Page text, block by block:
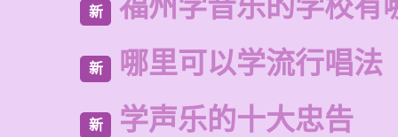
新 福州学音乐的学校有
新 哪里可以学流行唱法
新 学声乐的十大忠告